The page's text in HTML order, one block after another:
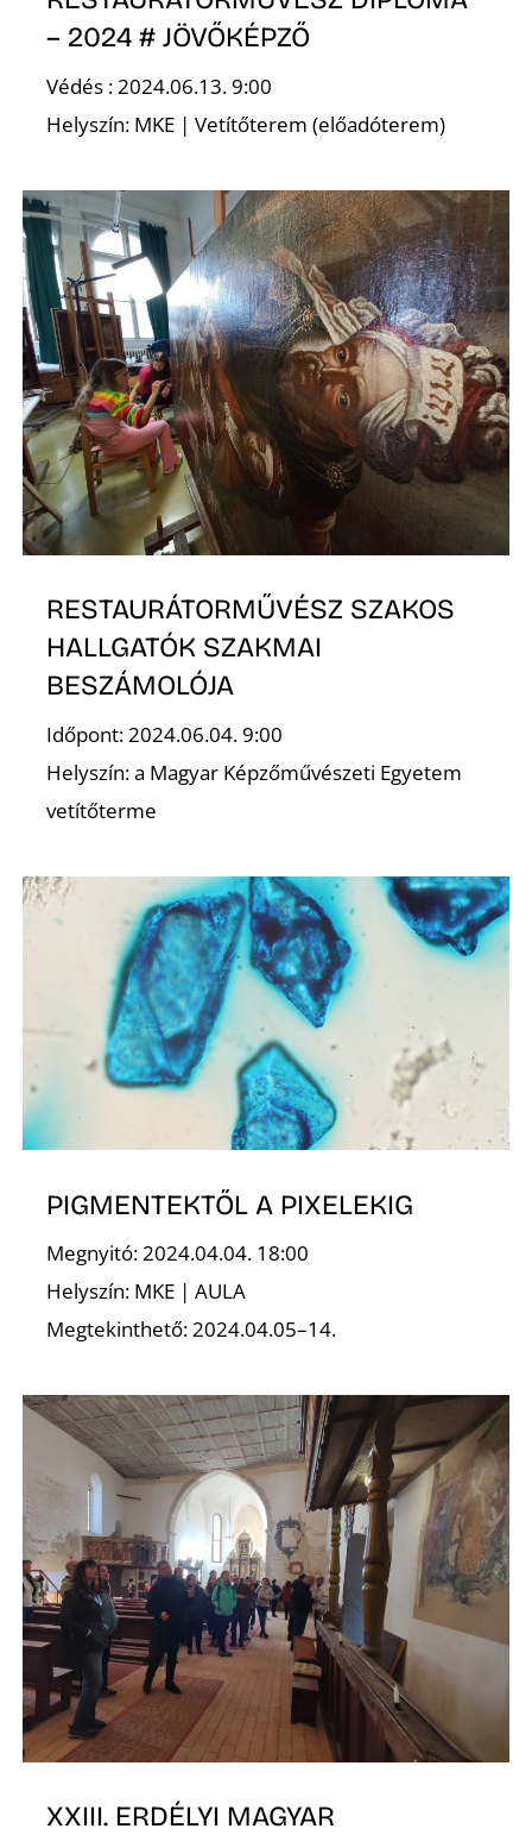
– 2024 # JÖVŐKÉPZŐ
Védés : 2024.06.13. 9:00
Helyszín: MKE | Vetítőterem (előadóterem)
RESTAURÁTORMŰVÉSZ SZAKOS
HALLGATÓK SZAKMAI
BESZÁMOLÓJA
Időpont: 2024.06.04. 9:00
Helyszín: a Magyar Képzőművészeti Egyetem
vetítőterme
PIGMENTEKTŐL A PIXELEKIG
Megnyitó: 2024.04.04. 18:00
Helyszín: MKE | AULA
Megtekinthető: 2024.04.05–14.
XXIII. ERDÉLYI MAGYAR